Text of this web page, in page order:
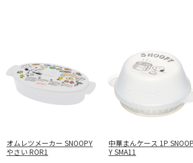
オムレツメーカー SNOOPY
やさい ROR1
中華まんケース 1P
Y SMA11